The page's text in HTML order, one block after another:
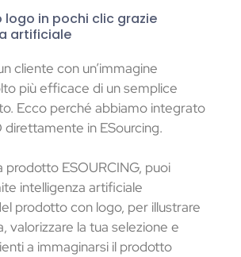
logo in pochi clic grazie
artificiale
cliente con un’immagine
più efficace di un semplice
Ecco perché abbiamo integrato
direttamente in ESourcing.
prodotto ESOURCING, puoi
intelligenza artificiale
prodotto con logo, per illustrare
valorizzare la tua selezione e
a immaginarsi il prodotto